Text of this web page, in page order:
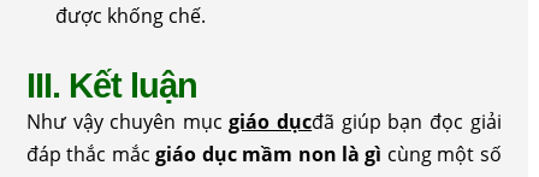
được khống chế.
III. Kết luận
Như vậy chuyên mụcgiáo dụcđã giúp bạn đọc giải
đáp thắc mắcgiáo dục mầm non là gì cùng một số